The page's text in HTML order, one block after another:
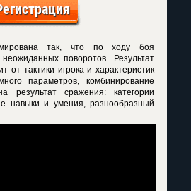
так, что по ходу боя
поворотов. Результат
от тактики игрока и характеристик
параметров, комбинирование
результат сражения: категории
навыки и умения, разнообразный